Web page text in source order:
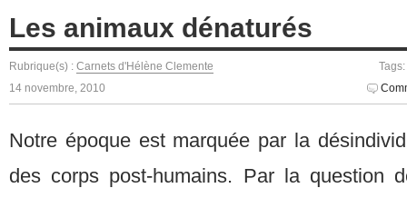
Les animaux dénaturés
Rubrique(s) : Carnets d'Hélène Clemente
Tags:
14 novembre, 2010
Notre époque est marquée par la
des corps post-humains. Par la question